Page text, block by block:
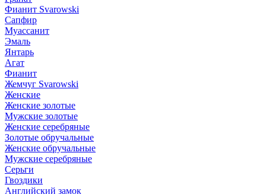
Фианит Svarowski
Сапфир
Муассанит
Эмаль
Янтарь
Агат
Фианит
Жемчуг Svarowski
Женские
Женские золотые
Мужские золотые
Женские серебряные
Золотые обручальные
Женские обручальные
Мужские серебряные
Серьги
Гвоздики
Английский замок